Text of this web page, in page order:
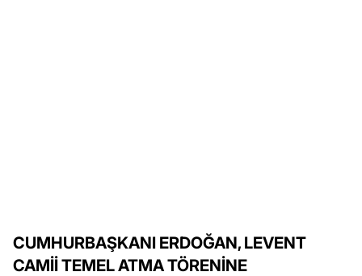
CUMHURBAŞKANI ERDOĞAN, LEVENT
CAMİİ TEMEL ATMA TÖRENİNE